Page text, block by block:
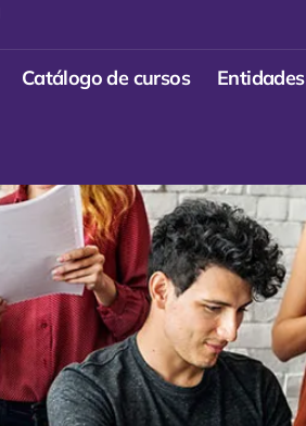
Catálogo de cursos Entidades